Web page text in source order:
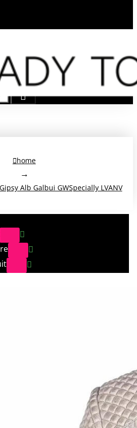
brand...
home
Alb Galbui GWSpecially LVANV